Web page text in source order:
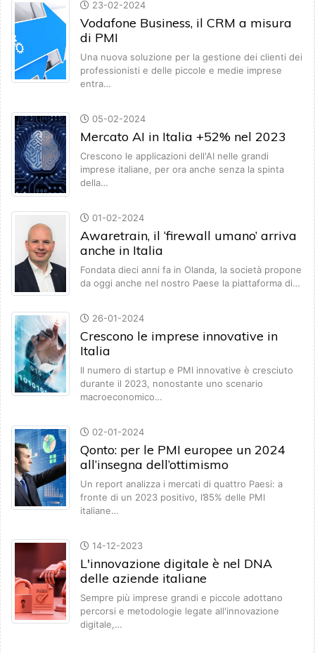
23-02-2024
Vodafone Business, il CRM a misura
di PMI
Una nuova soluzione per la gestione dei clienti dei
professionisti e delle piccole e medie imprese
entra…
05-02-2024
Mercato AI in Italia +52% nel 2023
Crescono le applicazioni dell'AI nelle grandi
imprese italiane, per ora anche senza la spinta
della…
01-02-2024
Awaretrain, il ‘firewall umano’ arriva
anche in Italia
Fondata dieci anni fa in Olanda, la società propone
da oggi anche nel nostro Paese la piattaforma di…
26-01-2024
Crescono le imprese innovative in
Italia
Il numero di startup e PMI innovative è cresciuto
durante il 2023, nonostante uno scenario
macroeconomico…
02-01-2024
Qonto: per le PMI europee un 2024
all’insegna dell’ottimismo
Un report analizza i mercati di quattro Paesi: a
fronte di un 2023 positivo, l’85% delle PMI
italiane…
14-12-2023
L'innovazione digitale è nel DNA
delle aziende italiane
Sempre più imprese grandi e piccole adottano
percorsi e metodologie legate all'innovazione
digitale,…